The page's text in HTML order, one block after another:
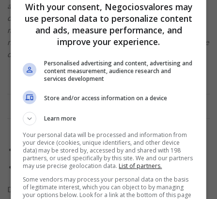
ainda mais nossa posição como a maior rede de pagamento
digital off-line para on-line da região. Essa colaboração abre
muitas oportunidades para alcançarmos e atendermos às
necessidades dos consumidores, principalmente dos jovens e
da geração Y ”
Anúncio
Veja como usar um cartão de crédito pré-pago
Solicite agora mesmo o seu Cartão Ifood VIsa
Depois do lançamento em Cingapura e aproveitando o
With your consent, Negociosvalores may
use personal data to personalize content
and ads, measure performance, and
improve your experience.
Personalised advertising and content, advertising and
content measurement, audience research and
services development
Store and/or access information on a device
Learn more
Your personal data will be processed and information from
your device (cookies, unique identifiers, and other device
data) may be stored by, accessed by and shared with 198
partners, or used specifically by this site. We and our partners
may use precise geolocation data. List of partners.
Some vendors may process your personal data on the basis
of legitimate interest, which you can object to by managing
your options below. Look for a link at the bottom of this page